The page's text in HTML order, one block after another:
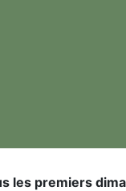
les premiers